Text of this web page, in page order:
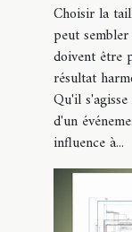
Choisir la
peut
doivent être
résultat
Qu'il
d'un
influence à...